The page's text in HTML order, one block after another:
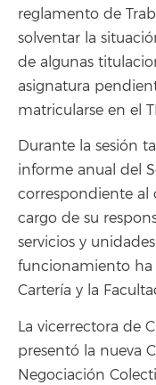
reglamento de
solventar la
de algunas
asignatura
matricularse en el
Durante la sesión
informe anual del
correspondiente al
cargo de su
servicios y
funcionamiento ha
Cartería y la
La vicerrectora de
presentó la nueva
Negociación